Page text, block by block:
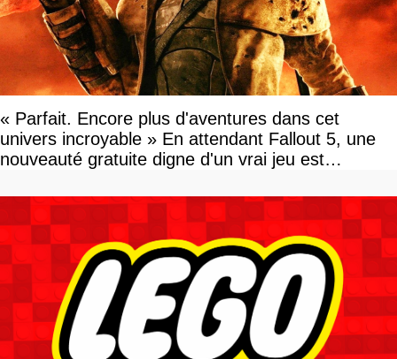
« Parfait. Encore plus d'aventures dans cet
univers incroyable » En attendant Fallout 5, une
nouveauté gratuite digne d'un vrai jeu est